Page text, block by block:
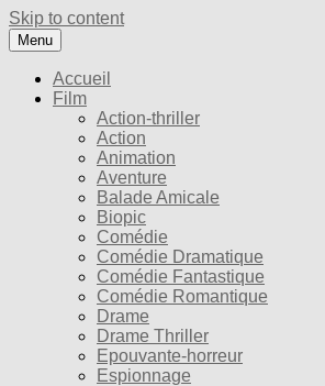
Skip to content
Menu
Accueil
Film
Action-thriller
Action
Animation
Aventure
Balade Amicale
Biopic
Comédie
Comédie Dramatique
Comédie Fantastique
Comédie Romantique
Drame
Drame Thriller
Epouvante-horreur
Espionnage